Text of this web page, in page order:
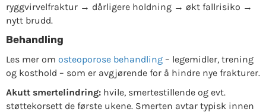
ryggvirvelfraktur → dårligere holdning → økt fallrisiko →
nytt brudd.
Behandling
Les mer om osteoporose behandling– legemidler, trening
og kosthold – som er avgjørende for å hindre nye frakturer.
Akutt smertelindring:hvile, smertestillende og evt.
støttekorsett de første ukene. Smerten avtar typisk innen